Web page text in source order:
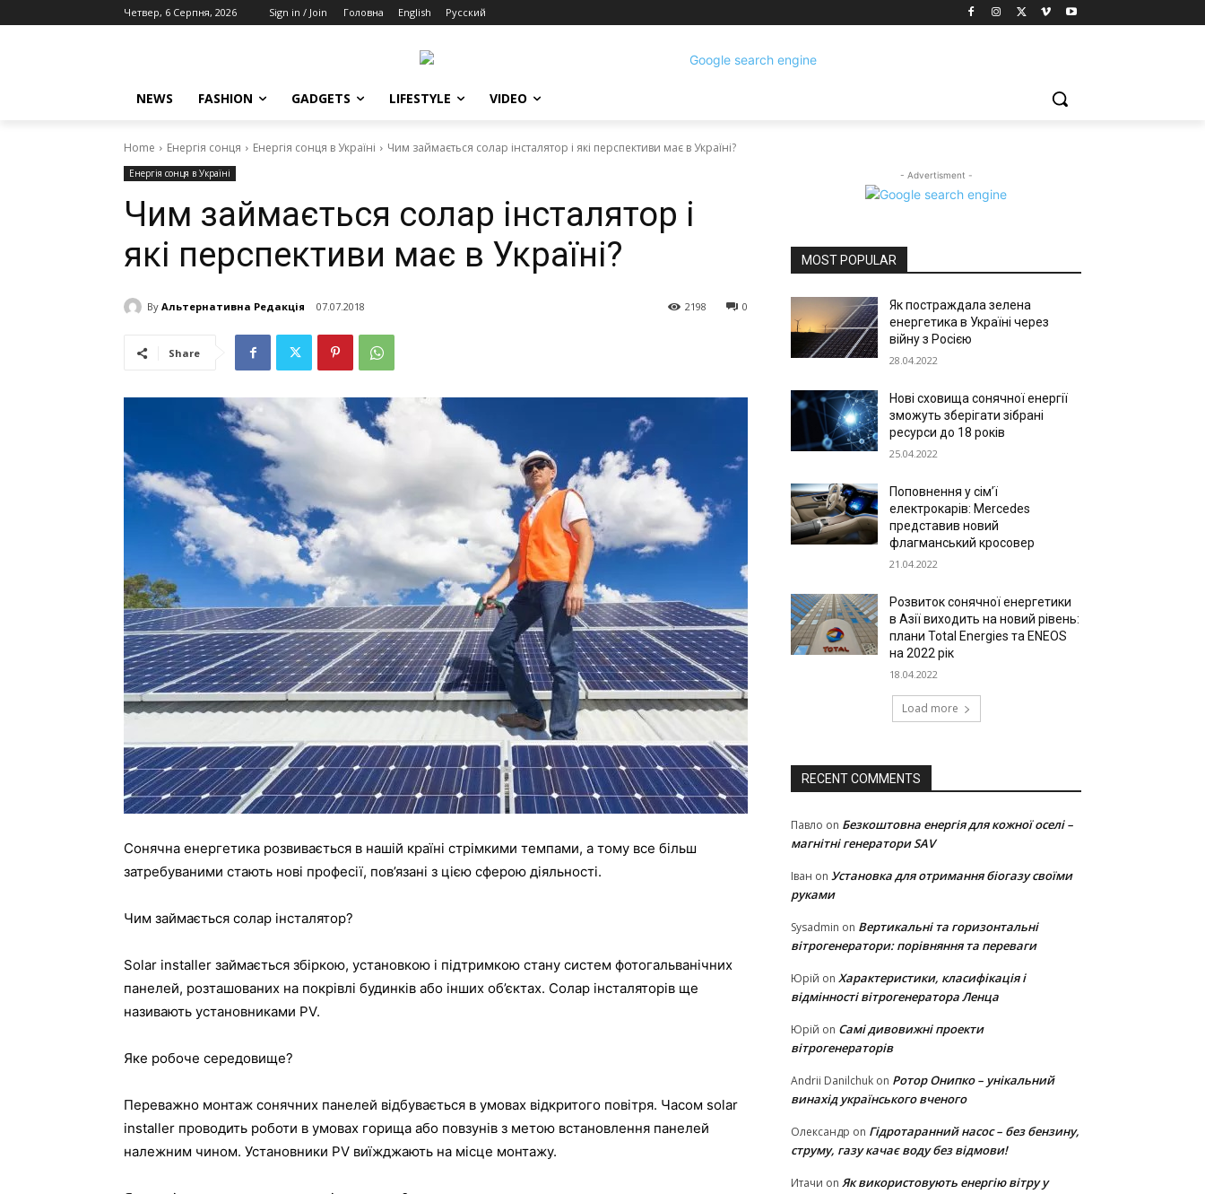
Четвер, 6 Серпня, 2026 Sign in / Join Головна English Русский
NEWS FASHION GADGETS LIFESTYLE VIDEO
Home Енергія сонця Енергія сонця в Україні Чим займається солар інсталятор і які перспективи має в Україні?
Енергія сонця в Україні
Чим займається солар інсталятор і
які перспективи має в Україні?
By Альтернативна Редакція 07.07.2018 0
2198
Share
Сонячна енергетика розвивається в нашій країні стрімкими темпами, а тому все більш
затребуваними стають нові професії, пов’язані з цією сферою діяльності.
Чим займається солар інсталятор?
Solar installer займається збіркою, установкою і підтримкою стану систем фотогальванічних
панелей, розташованих на покрівлі будинків або інших об’єктах. Солар інсталяторів ще
називають установниками PV.
Яке робоче середовище?
Переважно монтаж сонячних панелей відбувається в умовах відкритого повітря. Часом solar
installer проводить роботи в умовах горища або повзунів з метою встановлення панелей
належним чином. Установники PV виїжджають на місце монтажу.
- Advertisment -
MOST POPULAR
Як постраждала зелена
енергетика в Україні через
війну з Росією
28.04.2022
Нові сховища сонячної енергії
зможуть зберігати зібрані
ресурси до 18 років
25.04.2022
Поповнення у сім’ї
електрокарів: Mercedes
представив новий
флагманський кросовер
21.04.2022
Розвиток сонячної енергетики
в Азії виходить на новий рівень:
плани Total Energies та ENEOS
на 2022 рік
18.04.2022
Load more
RECENT COMMENTS
Павло on Безкоштовна енергія для кожної оселі –
магнітні генератори SAV
Іван on Установка для отримання біогазу своїми
руками
Sysadmin on Вертикальні та горизонтальні
вітрогенератори: порівняння та переваги
Юрій on Характеристики, класифікація і
відмінності вітрогенератора Ленца
Юрій on Самі дивовижні проекти
вітрогенераторів
Andrii Danilchuk on Ротор Онипко – унікальний
винахід українського вченого
Олександр on Гідротаранний насос – без бензину,
струму, газу качає воду без відмови!
Итачи on Як використовують енергію вітру у